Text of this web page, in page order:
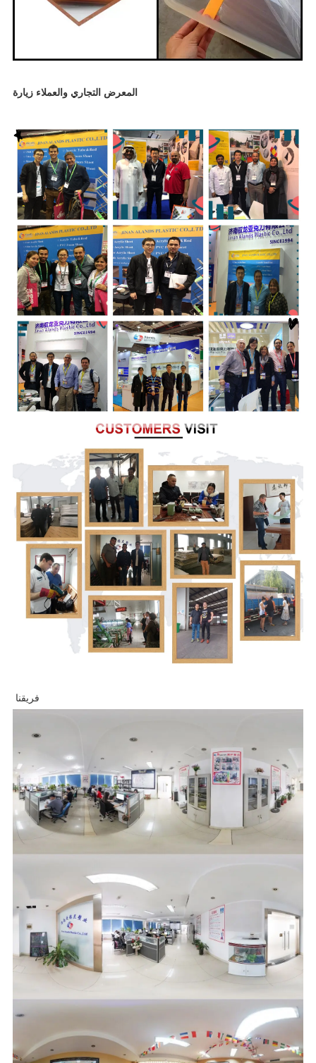
المعرض التجاري والعملاء زيارة
فريقنا